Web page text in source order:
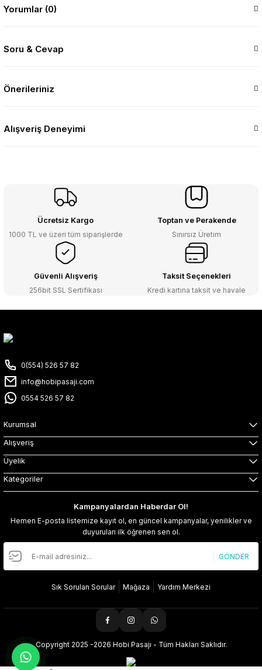
Yorumlar (0)
Soru & Cevap
Önerileriniz
Alışveriş Deneyimi
Ücretsiz Kargo
1000 TL ve üzeri tüm siparişlerde
Toptan ve Perakende
Sınırsız Üretim
Güvenli Alışveriş
256bit SSL Sertifikası
Taksit Seçenekleri
Kredi kartına taksit ve havale
0(554) 526 57 82
info@hobipasaji.com
0554 526 57 82
Kurumsal
Alışveriş
Üyelik
Kategoriler
Kampanyalardan Haberdar Ol!
Hemen E-posta listemize kayıt ol, en güncel kampanyalar, yenilikler ve
duyuruları ilk öğrenen sen ol.
GÖNDER
Sık Sorulan Sorular Mağaza Yardım Merkezi
Copyright 2025 -2026 Hobi Pasajı - Tüm Hakları Saklıdır.